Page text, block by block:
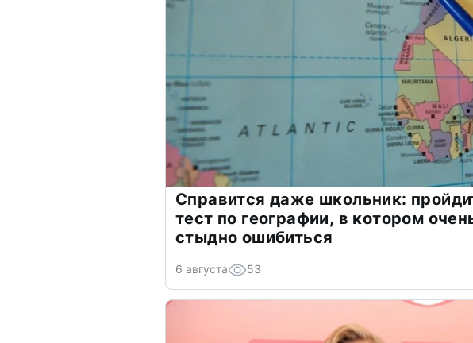
Справится даже школьник:
тест по географии, в котором
стыдно ошибиться
6 августа 53